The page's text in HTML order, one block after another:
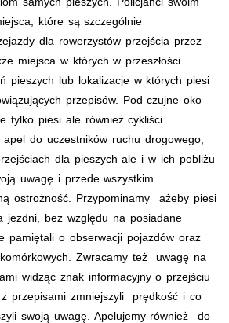
które są szczególnie
dla rowerzystów przejścia przez
miejsca w których w przeszłości
pieszych lub lokalizacje w których piesi
przepisów. Pod czujne oko
tylko piesi ale również cykliści.
do uczestników ruchu drogowego,
dla pieszych ale i w ich pobliżu
uwagę i przede wszystkim
ostrożność. Przypominamy ażeby piesi
jezdni, bez względu na posiadane
pamiętali o obserwacji pojazdów oraz
Zwracamy też uwagę na
widząc znak informacyjny o przejściu
przepisami zmniejszyli prędkość i co
swoją uwagę. Apelujemy również do